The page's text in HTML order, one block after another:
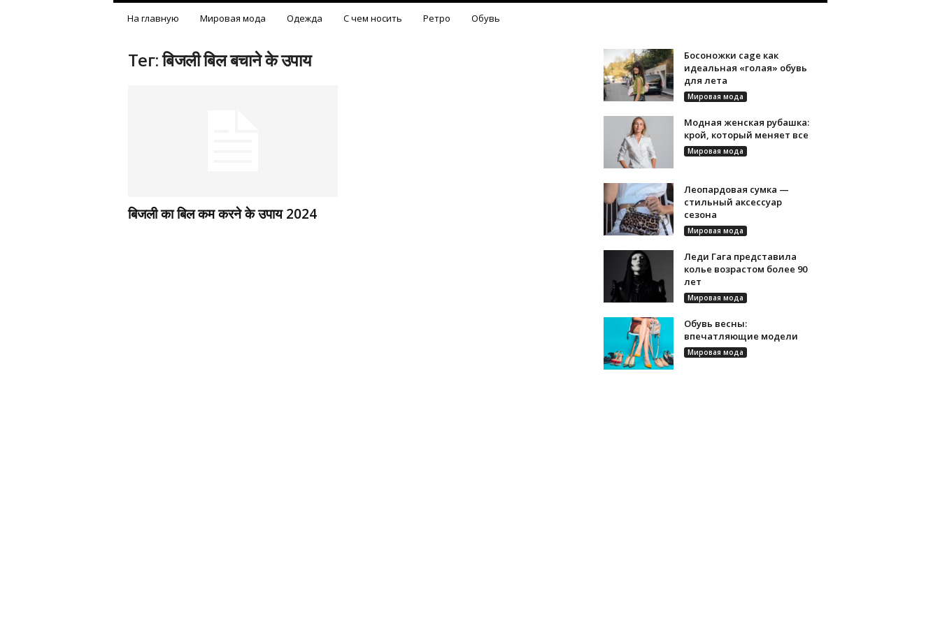
На главную Мировая мода Одежда С чем носить Ретро Обувь
Тег: बिजली बिल बचाने के उपाय
बिजली का बिल कम करने के उपाय 2024
Босоножки cage как
идеальная «голая» обувь
для лета
Мировая мода
Модная женская рубашка:
крой, который меняет все
Мировая мода
Леопардовая сумка —
стильный аксессуар
сезона
Мировая мода
Леди Гага представила
колье возрастом более 90
лет
Мировая мода
Обувь весны:
впечатляющие модели
Мировая мода